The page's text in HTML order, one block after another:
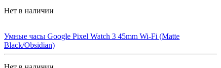
Нет в наличии
Умные часы Google Pixel Watch 3 45mm Wi-Fi (Matte
Black/Obsidian)